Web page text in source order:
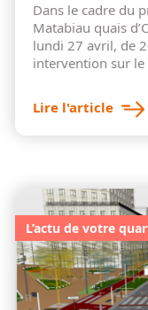
Dans le cadre du
Matabiau quais
lundi 27 avril, de
intervention sur le
Lire l'article
L’actu de votre